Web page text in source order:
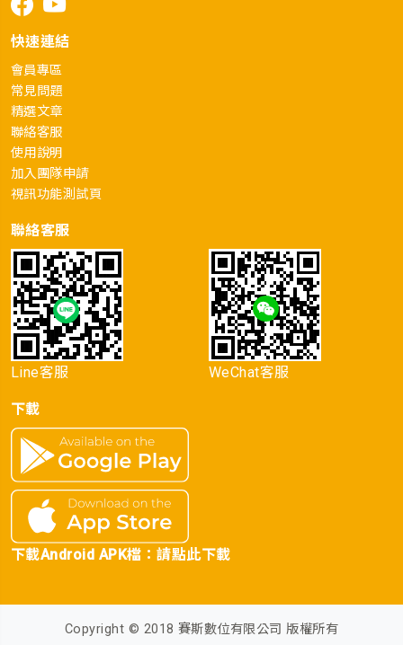
快速連結
會員專區
常見問題
精選文章
聯絡客服
使用說明
加入團隊申請
視訊功能測試頁
聯絡客服
Line客服 WeChat客服
下載
下載Android APK檔：請點此下載
Copyright © 2018 賽斯數位有限公司 版權所有